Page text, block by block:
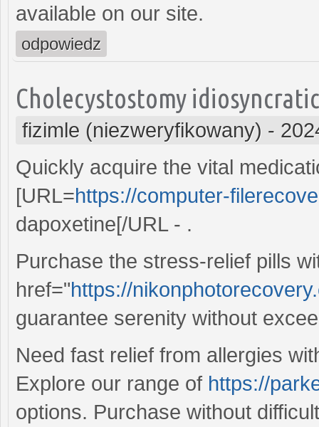
available on our site.
odpowiedz
Cholecystostomy
fizimle (niezweryfikowany) -
Quickly acquire the vital
[URL=https://computer-
dapoxetine[/URL - .
Purchase the stress-relief pills
href="https://
guarantee serenity without
Need fast relief from allergies
Explore our range of https://
options. Purchase without